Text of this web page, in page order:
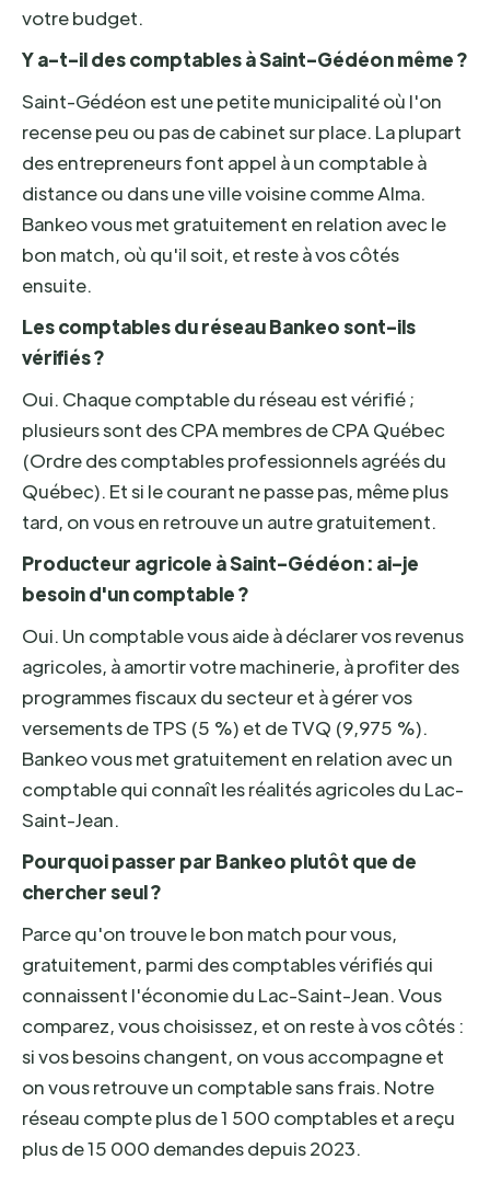
votre budget.
Y a-t-il des comptables à Saint-Gédéon même ?
Saint-Gédéon est une petite municipalité où l'on
recense peu ou pas de cabinet sur place. La plupart
des entrepreneurs font appel à un comptable à
distance ou dans une ville voisine comme Alma.
Bankeo vous met gratuitement en relation avec le
bon match, où qu'il soit, et reste à vos côtés
ensuite.
Les comptables du réseau Bankeo sont-ils
vérifiés ?
Oui. Chaque comptable du réseau est vérifié ;
plusieurs sont des CPA membres de CPA Québec
(Ordre des comptables professionnels agréés du
Québec). Et si le courant ne passe pas, même plus
tard, on vous en retrouve un autre gratuitement.
Producteur agricole à Saint-Gédéon : ai-je
besoin d'un comptable ?
Oui. Un comptable vous aide à déclarer vos revenus
agricoles, à amortir votre machinerie, à profiter des
programmes fiscaux du secteur et à gérer vos
versements de TPS (5 %) et de TVQ (9,975 %).
Bankeo vous met gratuitement en relation avec un
comptable qui connaît les réalités agricoles du Lac-
Saint-Jean.
Pourquoi passer par Bankeo plutôt que de
chercher seul ?
Parce qu'on trouve le bon match pour vous,
gratuitement, parmi des comptables vérifiés qui
connaissent l'économie du Lac-Saint-Jean. Vous
comparez, vous choisissez, et on reste à vos côtés :
si vos besoins changent, on vous accompagne et
on vous retrouve un comptable sans frais. Notre
réseau compte plus de 1 500 comptables et a reçu
plus de 15 000 demandes depuis 2023.